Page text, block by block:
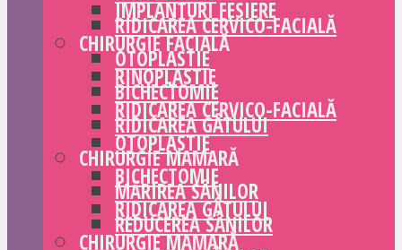
RIDICAREA CERVICO-FACIALĂ
OTOPLASTIE
BICHECTOMIE
RIDICAREA GÂTULUI
CHIRURGIE MAMARĂ
MĂRIREA SÂNILOR
REDUCEREA SÂNILOR
IMPLANTURI FESIERE
CHIRURGIE FACIALĂ
RINOPLASTIE
RIDICAREA CERVICO-FACIALĂ
OTOPLASTIE
BICHECTOMIE
RIDICAREA GÂTULUI
CHIRURGIE MAMARĂ